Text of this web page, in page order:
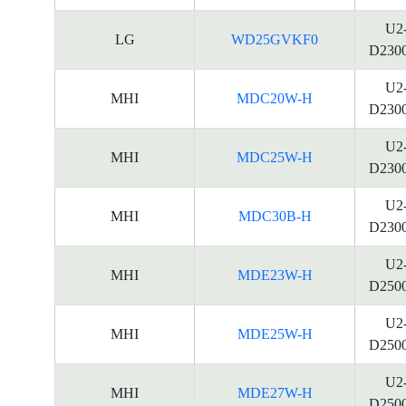
LG WD25GVKF0
MHI MDC20W-H
MHI MDC25W-H
MHI MDC30B-H
MHI MDE23W-H
MHI MDE25W-H
MHI MDE27W-H